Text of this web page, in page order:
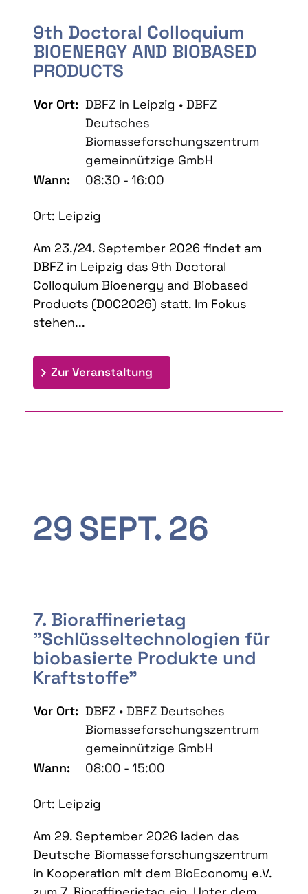
9th Doctoral Colloquium
BIOENERGY AND BIOBASED
PRODUCTS
Vor Ort: DBFZ in Leipzig • DBFZ
Deutsches
Biomasseforschungszentrum
gemeinnützige GmbH
Wann:
08:30 - 16:00
Ort: Leipzig
Am 23./24. September 2026 findet am
DBFZ in Leipzig das 9th Doctoral
Colloquium Bioenergy and Biobased
Products (DOC2026) statt. Im Fokus
stehen...
Zur Veranstaltung
29SEPT. 26
7. Bioraffinerietag
"Schlüsseltechnologien für
biobasierte Produkte und
Kraftstoffe"
Vor Ort: DBFZ • DBFZ Deutsches
Biomasseforschungszentrum
gemeinnützige GmbH
Wann:
08:00 - 15:00
Ort: Leipzig
Am 29. September 2026 laden das
Deutsche Biomasseforschungszentrum
in Kooperation mit dem BioEconomy e.V.